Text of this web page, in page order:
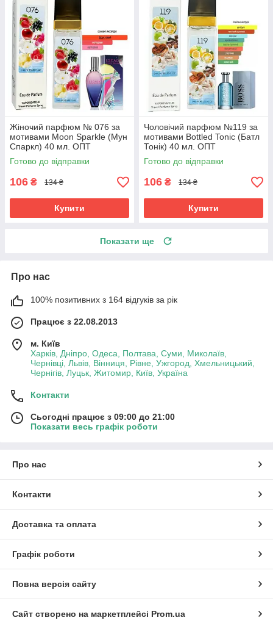
Жіночий парфюм № 076 за
мотивами Moon Sparkle (Мун
Спаркл) 40 мл. ОПТ
Готово до відправки
106 ₴ 134 ₴
Купити
Чоловічий парфюм №119 за
мотивами Bottled Tonic (Батл
Тонік) 40 мл. ОПТ
Готово до відправки
106 ₴ 134 ₴
Купити
Показати ще
Про нас
100% позитивних з 164 відгуків за рік
Працює з 22.08.2013
м. Київ
Харків, Дніпро, Одеса, Полтава, Суми, Миколаїв,
Чернівці, Львів, Вінниця, Рівне, Ужгород, Хмельницький,
Чернігів, Луцьк, Житомир, Київ, Україна
Контакти
Сьогодні працює з 09:00 до 21:00
Показати весь графік роботи
Про нас
Контакти
Доставка та оплата
Графік роботи
Повна версія сайту
Сайт створено на маркетплейсі Prom.ua